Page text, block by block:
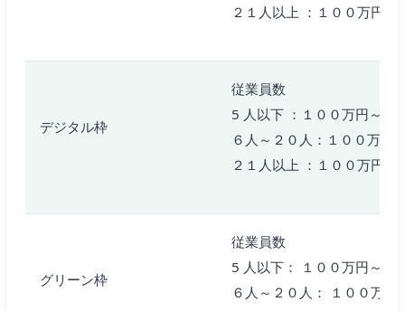
２１人以上 ：１００万円～
デジタル枠
従業員数
5 人以下 ：１００万円～７
６人～２０人：１００万円
２１人以上 ：１００万円～
グリーン枠
従業員数
5 人以下： １００万円～ ７
６人～２０人： １００万円